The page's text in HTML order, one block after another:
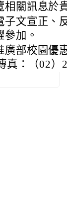
相關訊息於
子文宣正、
加。
廣部校園優
真：（02）